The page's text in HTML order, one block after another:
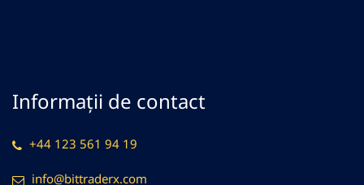
Informații de contact
+44 123 561 94 19
info@bittraderx.com